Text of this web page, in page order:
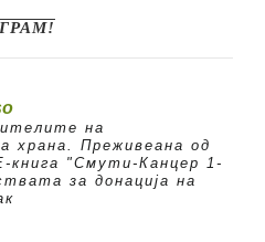
на
храна. Преживеана од
книга "Смути-Канцер 1-
за донација на